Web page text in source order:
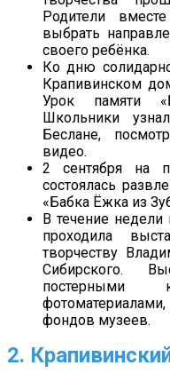
Родители
выбрать
своего ребёнка.
Ко дню
Крапивинском
Урок памяти
Школьники
Беслане,
видео.
2 сентября на
состоялась
«Бабка Ёжка из
В течение
проходила
творчеству
Сибирского.
постерными
фондов музеев.
2.